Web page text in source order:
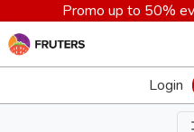
Free Cute BagCharm
Rp
Login